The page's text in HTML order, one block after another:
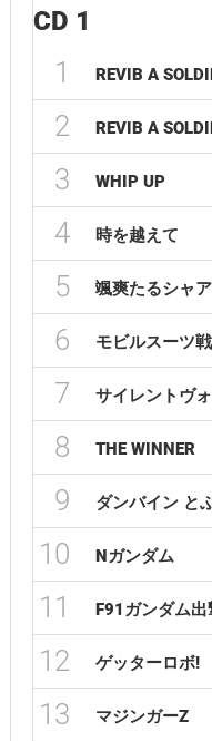
CD 1
1 REVIB A
2 REVIB A
3 WHIP UP
4 時を越えて
5 颯爽たるシャア
6 モビルスーツ
7 サイレントヴ
8 THE WINNER
9 ダンバイン と
10 Νガンダム
11 F91ガンダム出
12 ゲッターロボ!
13 マジンガーZ